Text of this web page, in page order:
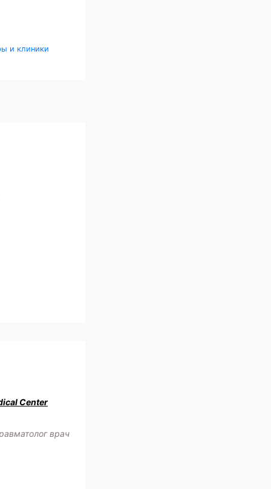
и клиники
Center
врач